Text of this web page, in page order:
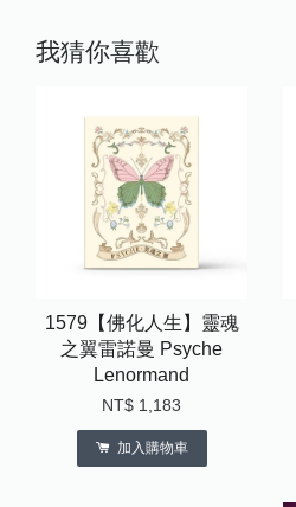
我猜你喜歡
1579【佛化人生】靈魂
之翼雷諾曼 Psyche
Lenormand
NT$ 1,183
加入購物車